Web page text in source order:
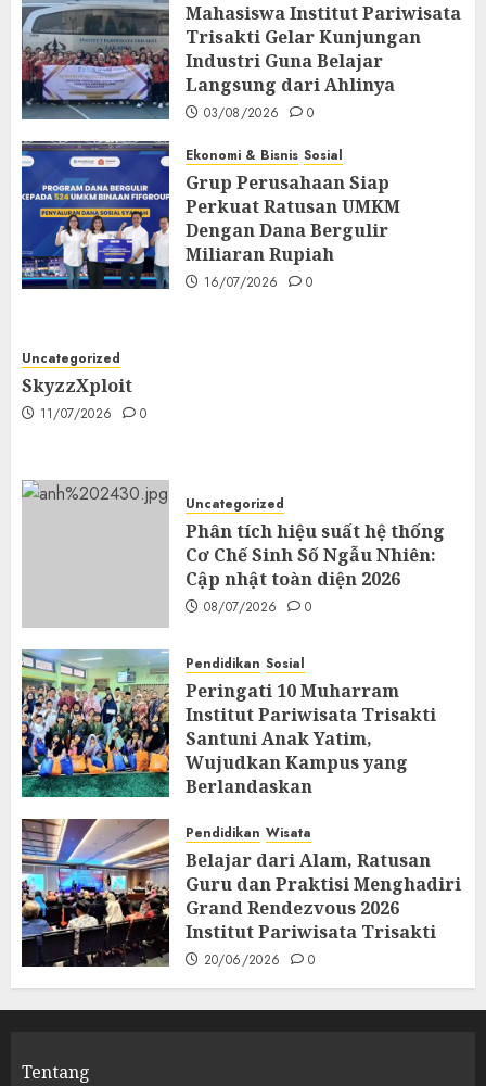
Mahasiswa Institut Pariwisata
Trisakti Gelar Kunjungan
Industri Guna Belajar
Langsung dari Ahlinya
03/08/2026 0
Ekonomi & Bisnis Sosial
Grup Perusahaan Siap
Perkuat Ratusan UMKM
Dengan Dana Bergulir
Miliaran Rupiah
16/07/2026 0
Uncategorized
SkyzzXploit
11/07/2026 0
Uncategorized
Phân tích hiệu suất hệ thống
Cơ Chế Sinh Số Ngẫu Nhiên:
Cập nhật toàn diện 2026
08/07/2026 0
Pendidikan Sosial
Peringati 10 Muharram
Institut Pariwisata Trisakti
Santuni Anak Yatim,
Wujudkan Kampus yang
Berlandaskan
Spiritualitas
26/06/2026 0
Pendidikan Wisata
Belajar dari Alam, Ratusan
Guru dan Praktisi Menghadiri
Grand Rendezvous 2026
Institut Pariwisata Trisakti
20/06/2026 0
Tentang